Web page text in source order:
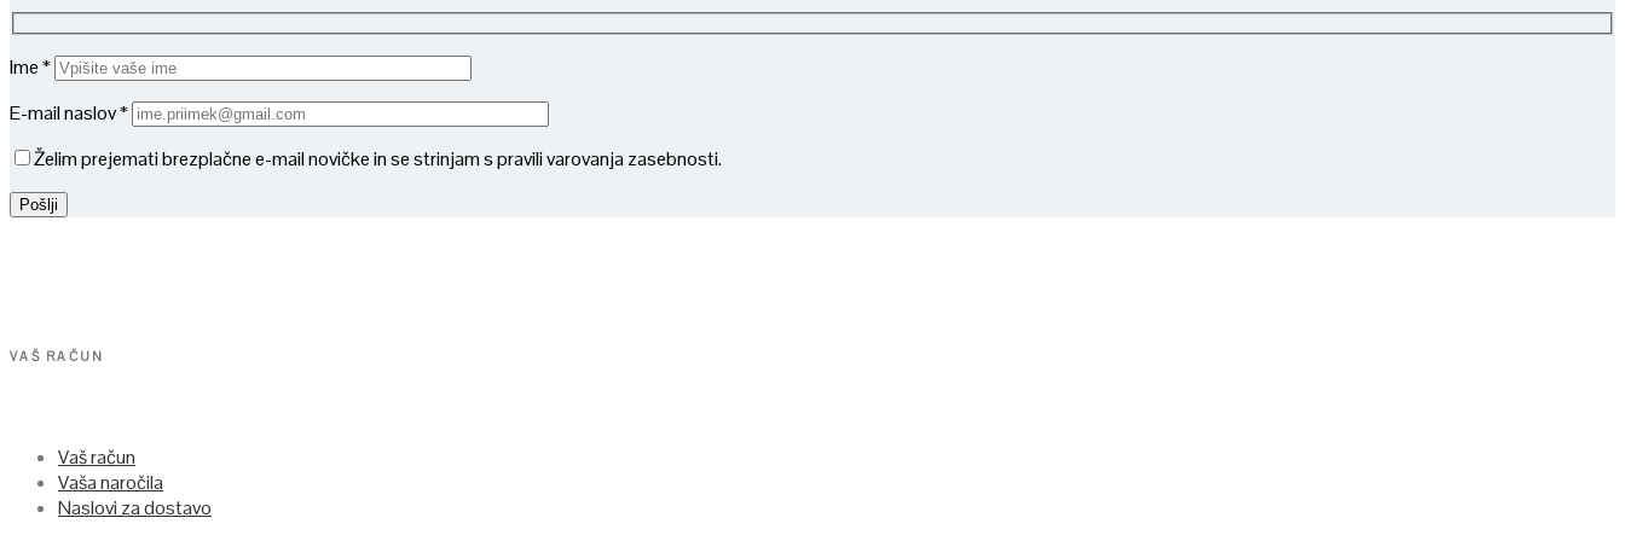
Ime *
E-mail naslov *
Želim prejemati brezplačne e-mail novičke in se strinjam s pravili varovanja zasebnosti.
VAŠ RAČUN
Vaš račun
Vaša naročila
Naslovi za dostavo